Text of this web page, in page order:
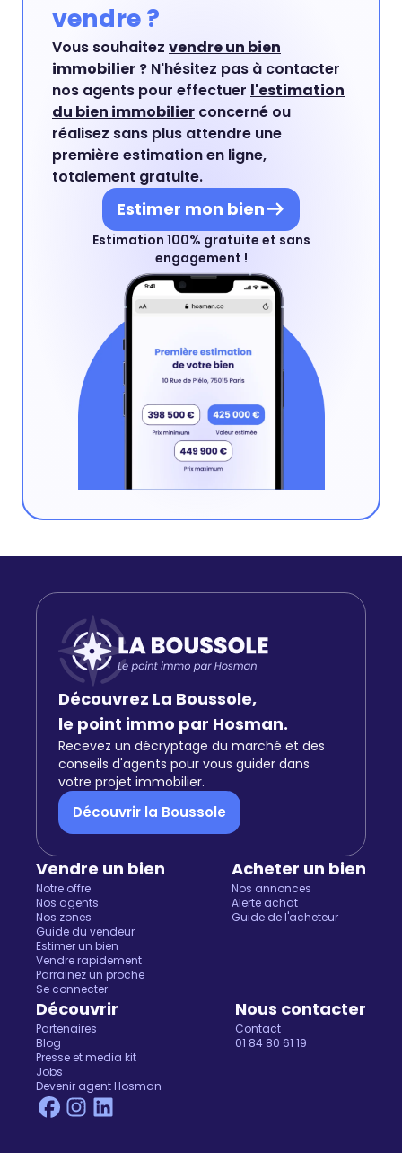
vendre ?
Vous souhaitez vendre un bien
immobilier ? N'hésitez pas à contacter
nos agents pour effectuer l'estimation
du bien immobilier concerné ou
réalisez sans plus attendre une
première estimation en ligne,
totalement gratuite.
Estimer mon bien
Estimation 100% gratuite et sans
engagement !
Découvrez La Boussole,
le point immo par Hosman.
Recevez un décryptage du marché et des
conseils d'agents pour vous guider dans
votre projet immobilier.
Découvrir la Boussole
Vendre un bien
Notre offre
Nos agents
Nos zones
Guide du vendeur
Estimer un bien
Vendre rapidement
Parrainez un proche
Se connecter
Acheter un bien
Nos annonces
Alerte achat
Guide de l'acheteur
Découvrir
Partenaires
Blog
Presse et media kit
Jobs
Devenir agent Hosman
Nous contacter
Contact
01 84 80 61 19